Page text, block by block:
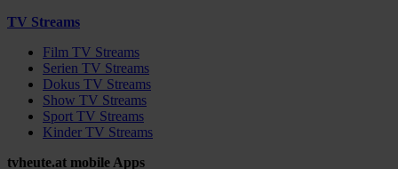
TV Streams
Film TV Streams
Serien TV Streams
Dokus TV Streams
Show TV Streams
Sport TV Streams
Kinder TV Streams
tvheute.at mobile Apps